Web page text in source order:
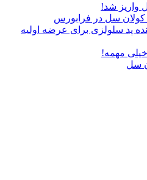
واریز شد!
سل در فرابورس
پد سلولزی برای عرضه اولیه
مهمه!
سل